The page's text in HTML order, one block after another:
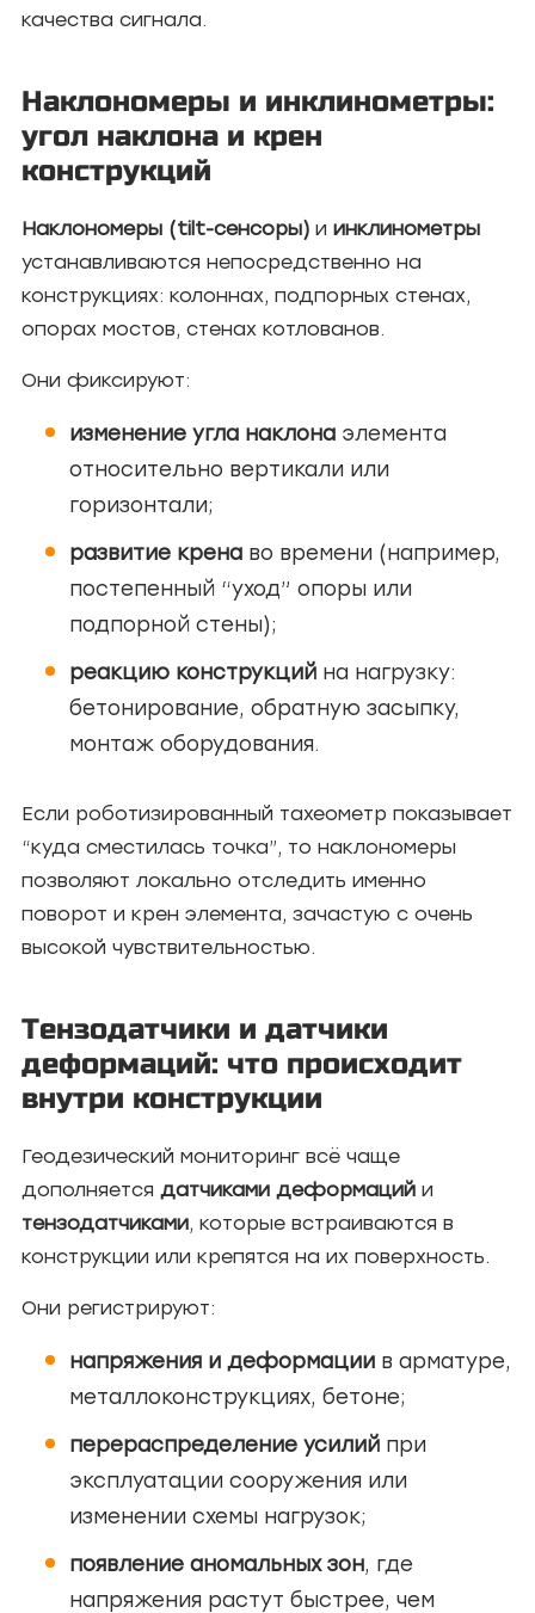
качества сигнала.
Наклономеры и инклинометры:
угол наклона и крен
конструкций
Наклономеры (tilt-сенсоры) и инклинометры
устанавливаются непосредственно на
конструкциях: колоннах, подпорных стенах,
опорах мостов, стенах котлованов.
Они фиксируют:
изменение угла наклона элемента
относительно вертикали или
горизонтали;
развитие крена во времени (например,
постепенный “уход” опоры или
подпорной стены);
реакцию конструкций на нагрузку:
бетонирование, обратную засыпку,
монтаж оборудования.
Если роботизированный тахеометр показывает
“куда сместилась точка”, то наклономеры
позволяют локально отследить именно
поворот и крен элемента, зачастую с очень
высокой чувствительностью.
Тензодатчики и датчики
деформаций: что происходит
внутри конструкции
Геодезический мониторинг всё чаще
дополняется датчиками деформаций и
тензодатчиками, которые встраиваются в
конструкции или крепятся на их поверхность.
Они регистрируют:
напряжения и деформации в арматуре,
металлоконструкциях, бетоне;
перераспределение усилий при
эксплуатации сооружения или
изменении схемы нагрузок;
появление аномальных зон, где
напряжения растут быстрее, чем